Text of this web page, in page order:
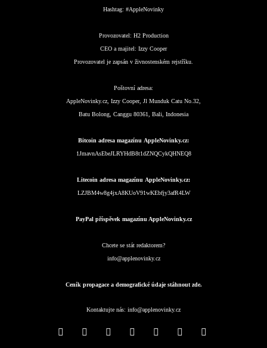
Hashtag: #AppleNovinky
Provozovatel: H2 Production
CEO a majitel: Izzy Cooper
Provozovatel je zapsán v živnostenském rejstříku.
Poštovní adresa:
AppleNovinky.cz, Izzy Cooper, Jl Munduk Catu No.32,
Batu Bolong, Canggu 80361, Bali, Indonesia
Bitcoin adresa magazínu AppleNovinky.cz:
1JmavnAsEbeJLRYHdB8t1dZNQCykQHNEQ8
Litecoin adresa magazínu AppleNovinky.cz:
LZJBM4w8g4jxA8KUoV91wKEbfjy3afR4LW
PayPal příspěvek magazínu AppleNovinky.cz
Chcete se stát redaktorem?
info@applenovinky.cz
Ceník propagace a demografické údaje stáhnout zde.
Kontaktujte nás: info@applenovinky.cz